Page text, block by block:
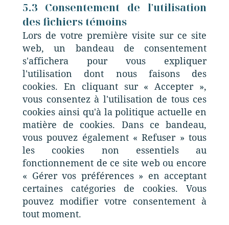
5.3 Consentement de l'utilisation
des fichiers témoins
Lors de votre première visite sur ce site
web, un bandeau de consentement
s'affichera pour vous expliquer
l'utilisation dont nous faisons des
cookies. En cliquant sur « Accepter »,
vous consentez à l'utilisation de tous ces
cookies ainsi qu'à la politique actuelle en
matière de cookies. Dans ce bandeau,
vous pouvez également « Refuser » tous
les cookies non essentiels au
fonctionnement de ce site web ou encore
« Gérer vos préférences » en acceptant
certaines catégories de cookies. Vous
pouvez modifier votre consentement à
tout moment.